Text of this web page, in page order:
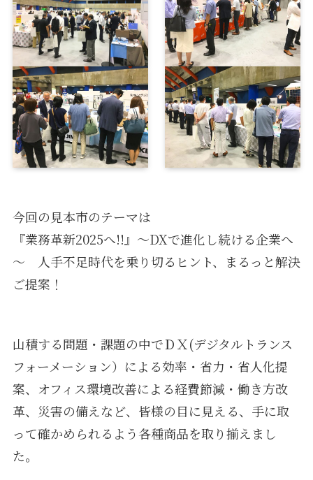
今回の見本市のテーマは
『業務革新2025へ!!』～DXで進化し続ける企業へ
～ 人手不足時代を乗り切るヒント、まるっと解決
ご提案！
山積する問題・課題の中でＤＸ(デジタルトランス
フォーメーション）による効率・省力・省人化提
案、オフィス環境改善による経費節減・働き方改
革、災害の備えなど、皆様の目に見える、手に取
って確かめられるよう各種商品を取り揃えまし
た。